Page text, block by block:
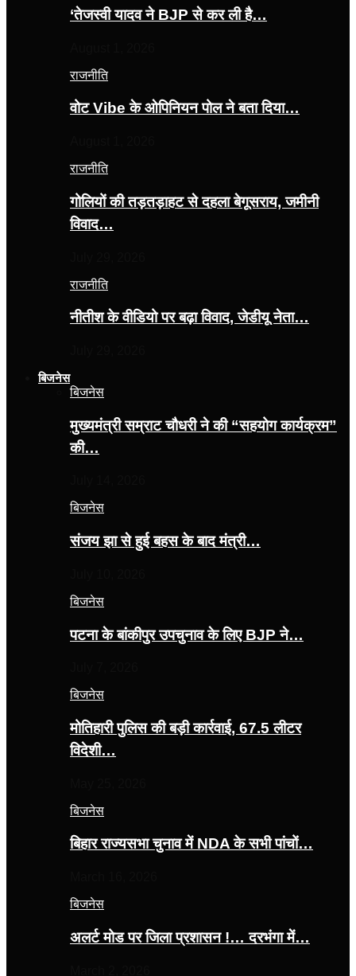
‘तेजस्‍वी यादव ने BJP से कर ली है…
राजनीति
वोट Vibe के ओपिनियन पोल ने बता दिया…
राजनीति
गोलियों की तड़तड़ाहट से दहला बेगूसराय, जमीनी
विवाद…
राजनीति
नीतीश के वीडियो पर बढ़ा विवाद, जेडीयू नेता…
बिजनेस
बिजनेस
मुख्यमंत्री सम्राट चौधरी ने की “सहयोग कार्यक्रम”
की…
बिजनेस
संजय झा से हुई बहस के बाद मंत्री…
बिजनेस
पटना के बांकीपुर उपचुनाव के लिए BJP ने…
बिजनेस
मोतिहारी पुलिस की बड़ी कार्रवाई, 67.5 लीटर
विदेशी…
बिजनेस
बिहार राज्यसभा चुनाव में NDA के सभी पांचों…
बिजनेस
अलर्ट मोड पर जिला प्रशासन !… दरभंगा में…